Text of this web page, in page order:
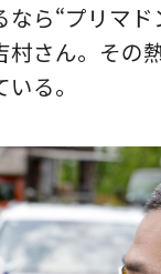
なら“プリマ
村さん。その
る。